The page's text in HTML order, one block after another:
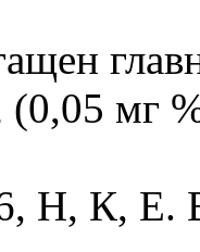
мг
Н, К, Е.